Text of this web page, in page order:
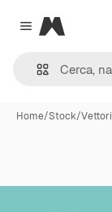
Close menu
Magnific
Home/Stock/Vettori